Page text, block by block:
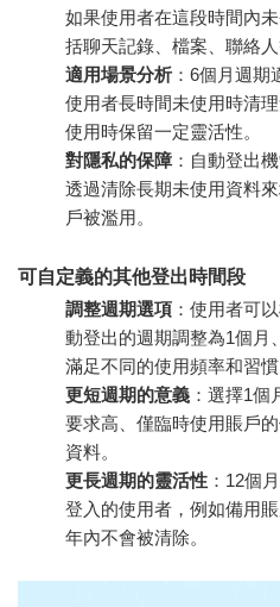
如果使用者在這段時間內
括聊天記錄、檔案、聯絡人
適用場景分析 ：6個月週
使用者長時間未使用時清
使用時保留一定靈活性。
對隱私的保障 ：自動登出
透過清除長期未使用資料
戶被濫用。
可自定義的其他登出時間段
調整週期選項 ：使用者可
動登出的週期調整為1個月
滿足不同的使用頻率和習慣
更短週期的意義 ：選擇1
要求高、僅臨時使用賬戶
資料。
更長週期的靈活性 ：12個
登入的使用者，例如備用
年內不會被清除。